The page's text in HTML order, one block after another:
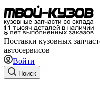
Поставки кузовных
автосервисов
Войти
Поиск